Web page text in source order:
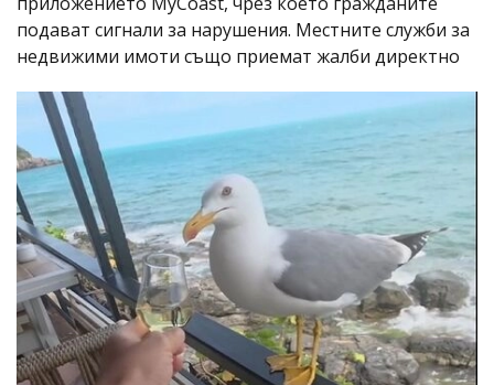
подават сигнали за нарушения. Местните служби за
недвижими имоти също приемат жалби директно